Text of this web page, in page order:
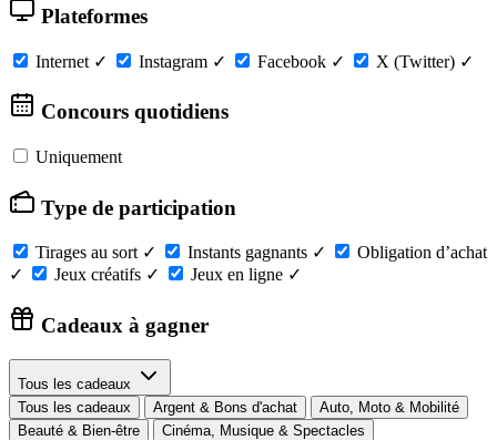
Plateformes
Internet ✓ Instagram ✓ Facebook ✓ X (Twitter) ✓
Concours quotidiens
Uniquement
Type de participation
Tirages au sort ✓ Instants gagnants ✓
Obligation d’achat
✓
Jeux créatifs ✓ Jeux en ligne ✓
Cadeaux à gagner
Tous les cadeaux
Tous les cadeaux
Argent & Bons d'achat
Auto, Moto & Mobilité
Beauté & Bien-être
Cinéma, Musique & Spectacles